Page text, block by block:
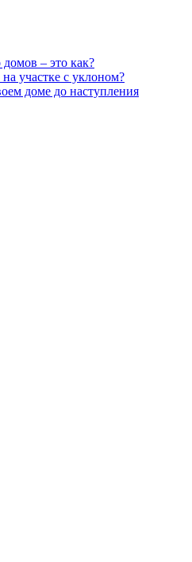
домов – это как?
участке с уклоном?
доме до наступления